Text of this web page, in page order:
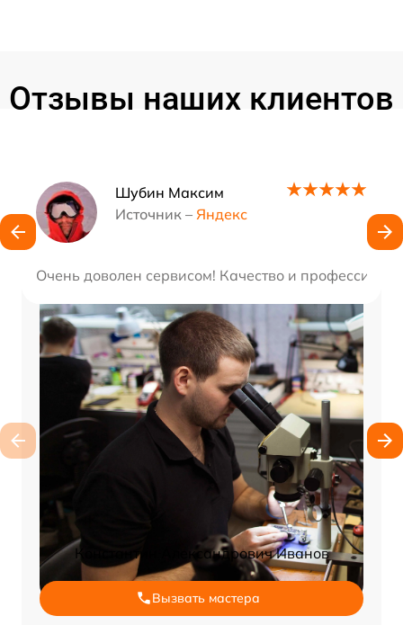
Отзывы наших клиентов
Шубин Максим
Источник – Яндекс
Очень доволен сервисом! Качество и
Наши мастера
Константин Александрович Иванов
Вызвать мастера